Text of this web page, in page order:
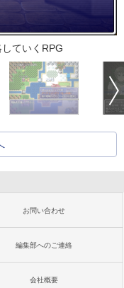
ていくRPG
お問い合わせ
編集部へのご連絡
会社概要